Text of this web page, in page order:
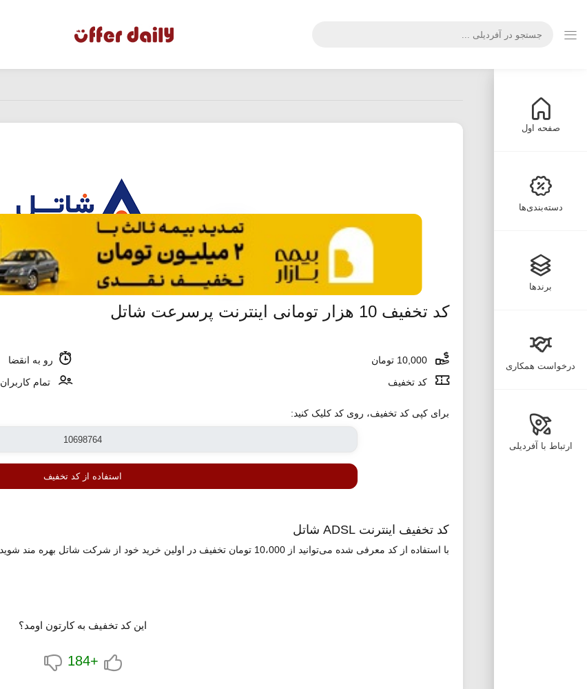
صفحه اول
دسته‌بندی‌ها
برندها
درخواست همکاری
ارتباط با آفردیلی
کد تخفیف 10 هزار تومانی اینترنت پرسرعت شاتل
رو به انقضا
کد تخفیف
تمام کاربران
برای کپی کد تخفیف، روی کد کلیک کنید:
استفاده از کد تخفیف
کد تخفیف اینترنت ADSL شاتل
با استفاده از کد معرفی شده می‌توانید از 10،000 تومان تخفیف در اولین خرید خود از شرکت شاتل بهره مند شوید.
این کد تخفیف به کارتون اومد؟
+184